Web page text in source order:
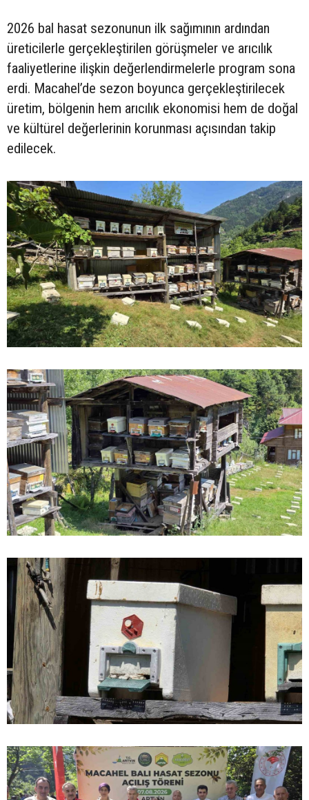
2026 bal hasat sezonunun ilk sağımının ardından
üreticilerle gerçekleştirilen görüşmeler ve arıcılık
faaliyetlerine ilişkin değerlendirmelerle program sona
erdi. Macahel’de sezon boyunca gerçekleştirilecek
üretim, bölgenin hem arıcılık ekonomisi hem de doğal
ve kültürel değerlerinin korunması açısından takip
edilecek.